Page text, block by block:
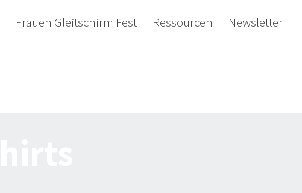
Frauen Gleitschirm Fest Ressourcen Newsletter